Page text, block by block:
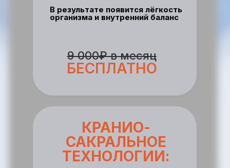
В результате появится лёгкость
организма и внутренний баланс
КРАНИО-
САКРАЛЬНОЕ
ТЕХНОЛОГИИ:
9 000₽ в месяц
БЕСПЛАТНО